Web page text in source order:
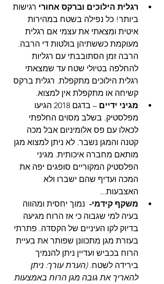
רגלית הילוכים וברקס אחורי רגישות
ביותר! כל נפילה בשטח במהירות
איטית ומצאתי את עצמי אם רגלית
מעוקמת כששתיהן בולטות די הרבה.
הרבה זמן הסתובבתי עם רגליות
להחלפה בטיולי שטח עד שמצאתי
רגלית הילוכים מתקפלת. רגלית ברקס
קשיחה או מתקפלת אין למצוא.
מגיני ידיים
– בדגם 2018 הגיעו
מפלסטיק. בשלב מסוים החלפתי
לכאלו עם פס אלומיניום אבל מכה
קטנה והמגן נשבר. לא ניתן למצוא מגן
מותאם מחברה איכותית. מגיני
הפלסטיק המקוריים סופגים יפה את
המכה ועדיף שהם ישברו ולא
האצבעות...
משקף קידמי- נמוך יחסית ומהווה
בעיה למי שגבוה כי אז הרוח מגיעה
בדיוק לקו העיניים של הקסדה. פתרתי
בעזרת מגן מתכוונן שפותר את בעיית
הרוח בכביש ועדיין ניתן להנמיך
בירידה לשטח. (הערת עורך: ניתן
להאריך את גובה מגן הרוח באמצעות